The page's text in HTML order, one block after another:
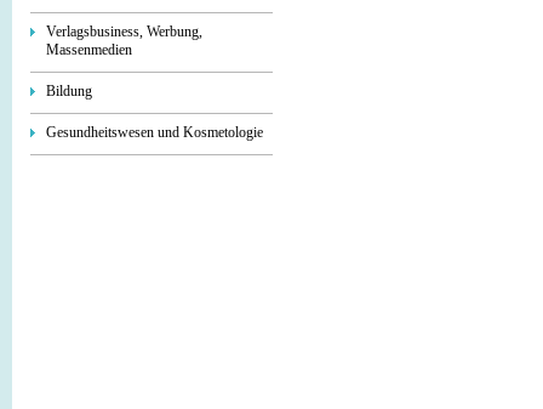
Verlagsbusiness, Werbung,
Massenmedien
Bildung
Gesundheitswesen und Kosmetologie